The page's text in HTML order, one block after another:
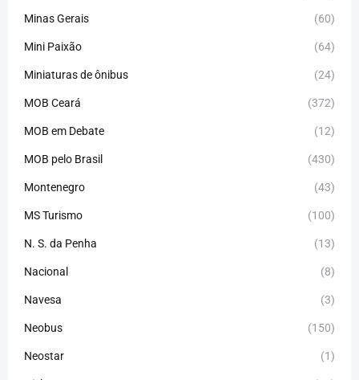
Minas Gerais (60)
Mini Paixão (64)
Miniaturas de ônibus (24)
MOB Ceará (372)
MOB em Debate (12)
MOB pelo Brasil (430)
Montenegro (43)
MS Turismo (100)
N. S. da Penha (13)
Nacional (8)
Navesa (3)
Neobus (150)
Neostar (1)